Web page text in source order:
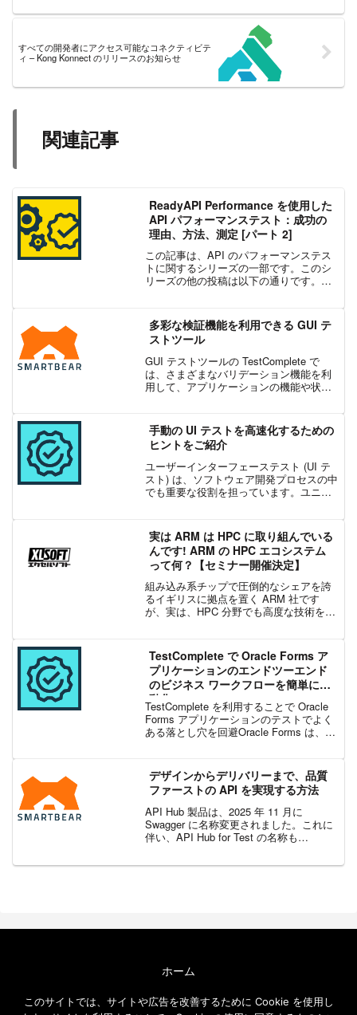
すべての開発者にアクセス可能なコネクティビテ
ィ – Kong Konnect のリリースのお知らせ
関連記事
ReadyAPI Performance を使用した
API パフォーマンステスト：成功の
理由、方法、測定 [パート 2]
この記事は、API のパフォーマンステス
トに関するシリーズの一部です。このシ
リーズの他の投稿は以下の通りです。パ
も、自社のインフラ内で API を構築して
いる...
多彩な検証機能を利用できる GUI テ
ストツール
GUI テストツールの TestComplete で
は、さまざまなバリデーション機能を利
用して、アプリケーションの機能や状態
します。・画像比較 (Region Chec...
手動の UI テストを高速化するための
ヒントをご紹介
ユーザーインターフェーステスト (UI テ
スト) は、ソフトウェア開発プロセスの中
でも重要な役割を担っています。ユニッ
はユーザーの立場から最適な体験を保証
する唯一の方...
実は ARM は HPC に取り組んでいる
んです! ARM の HPC エコシステム
って何？【セミナー開催決定】
組み込み系チップで圧倒的なシェアを誇
るイギリスに拠点を置く ARM 社です
が、実は、HPC 分野でも高度な技術を提
で、ハイパフォーマンスコンピューティ
ングを最大...
TestComplete で Oracle Forms ア
プリケーションのエンドツーエンド
のビジネス ワークフローを簡単に自
動化
TestComplete を利用することで Oracle
Forms アプリケーションのテストでよく
ある落とし穴を回避Oracle Forms は、
デザインからデリバリーまで、品質
ファーストの API を実現する方法
API Hub 製品は、2025 年 11 月に
Swagger に名称変更されました。これに
伴い、API Hub for Test の名称も
れました。API は現代のデジタル...
ホーム
免責事項
このサイトでは、サイトや広告を改善するために Cookie を使用し